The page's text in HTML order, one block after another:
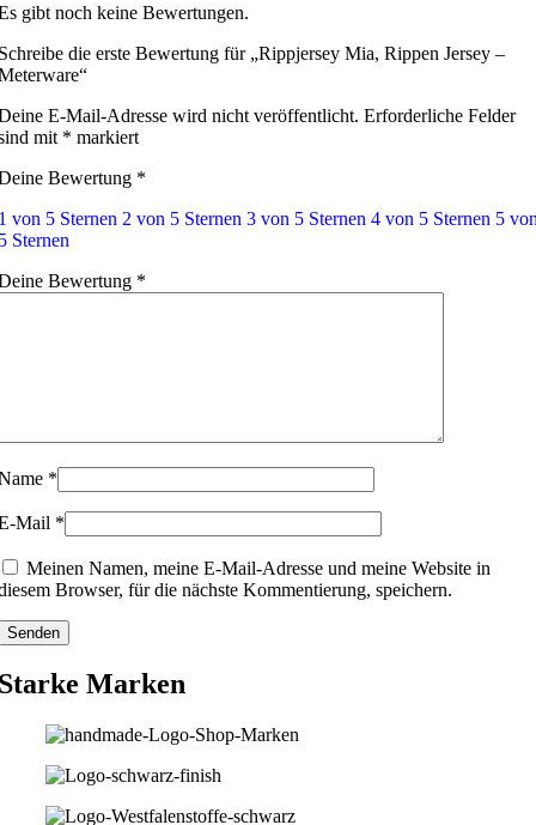
gibt noch keine Bewertungen.
die erste Bewertung für „Rippjersey Mia, Rippen Jersey –
E-Mail-Adresse wird nicht veröffentlicht. Erforderliche Felder
mit * markiert
Bewertung *
von 5 Sternen 2 von 5 Sternen 3 von 5 Sternen 4 von 5 Sternen 5
Sternen
Bewertung *
*
Mail *
Meinen Namen, meine E-Mail-Adresse und meine Website in
Browser, für die nächste Kommentierung, speichern.
Marken